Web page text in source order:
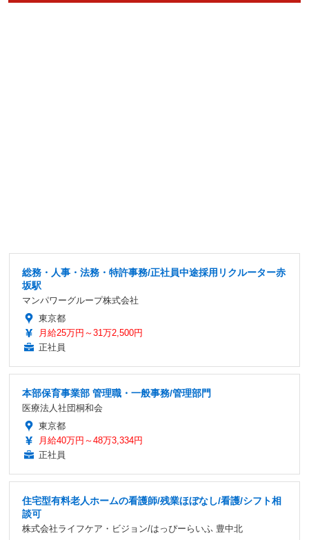
総務・人事・法務・特許事務/正社員中途採用リクルーター赤
坂駅
マンパワーグループ株式会社
東京都
月給25万円～31万2,500円
正社員
本部保育事業部 管理職・一般事務/管理部門
医療法人社団桐和会
東京都
月給40万円～48万3,334円
正社員
住宅型有料老人ホームの看護師/残業ほぼなし/看護/シフト相
談可
株式会社ライフケア・ビジョン/はっぴーらいふ 豊中北